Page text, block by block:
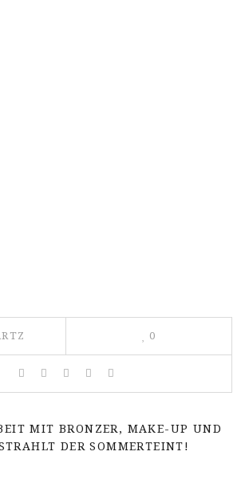
0
MIT BRONZER, MAKE-UP UND
DER SOMMERTEINT!